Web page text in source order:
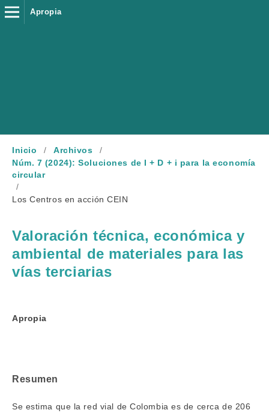
Apropia
Inicio / Archivos
/
Núm. 7 (2024): Soluciones de I + D + i para la economía
circular
/
Los Centros en acción CEIN
Valoración técnica, económica y
ambiental de materiales para las
vías terciarias
Apropia
Resumen
Se estima que la red vial de Colombia es de cerca de 206